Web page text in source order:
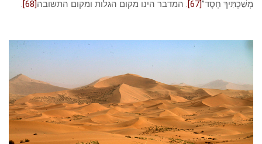
מְשַׁכְתִּיךְ חָסֶד”[67] . המדבר הינו מקום הגלות ומקום התשובה[68]
.